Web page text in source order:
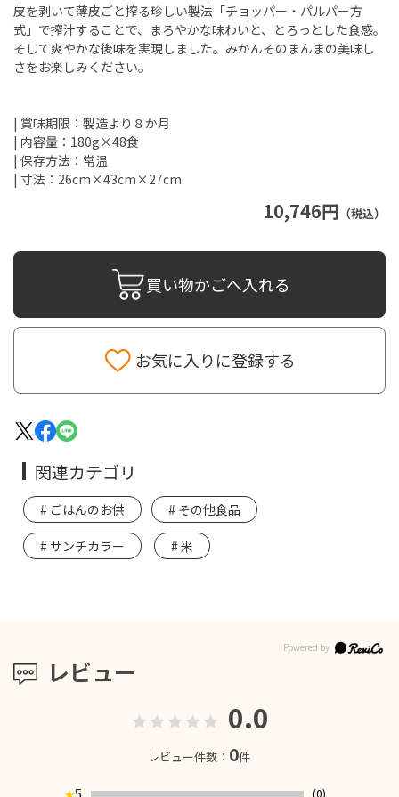
10,746円 （税込）
皮を剥いて薄皮ごと搾る珍しい製法「チョッパー・パルパー方
式」で搾汁することで、まろやかな味わいと、とろっとした食感。
そして爽やかな後味を実現しました。みかんそのまんまの美味し
さをお楽しみください。
| 賞味期限：製造より８か月
| 内容量：180g×48食
| 保存方法：常温
| 寸法：26cm×43cm×27cm
買い物かごへ入れる
お気に入りに登録する
レビュー
0.0
レビュー件数： 0件
★5 (0)
関連カテゴリ
ごはんのお供 その他食品
サンチカラー 米